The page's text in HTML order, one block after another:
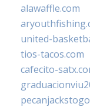
alawaffle.com
united-
tios-tacos.com
cafecito-